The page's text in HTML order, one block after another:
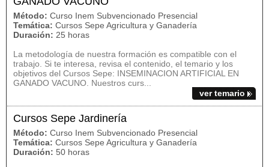
Método: Curso Inem Subvencionado Presencial
Temática: Cursos Sepe Agricultura y Ganadería
Duración: 25 horas
La metodología de nuestra formación es compatible con el
trabajo. Si te interesa, revisa el contenido, el temario y los
objetivos del Cursos Sepe: INSEMINACION ARTIFICIAL EN
GANADO VACUNO. Nuestros curs...
ver temario
Cursos Sepe Jardinería
Método: Curso Inem Subvencionado Presencial
Temática: Cursos Sepe Agricultura y Ganadería
Duración: 50 horas